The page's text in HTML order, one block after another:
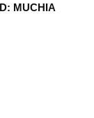
MUCHIA